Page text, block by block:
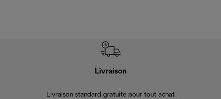
Livraison
Livraison standard gratuite pour tout achat